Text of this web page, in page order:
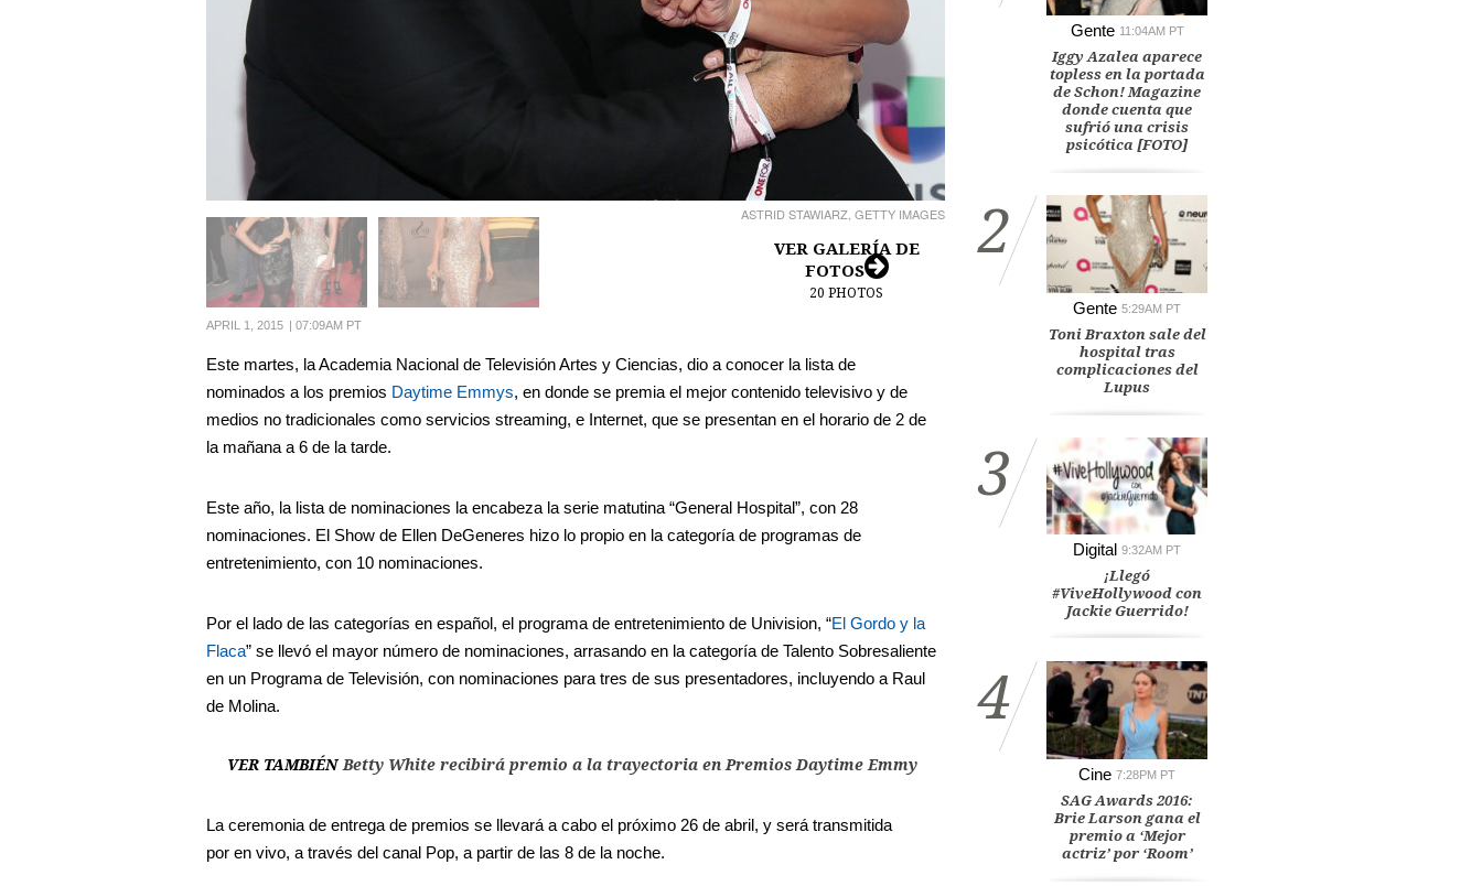
ASTRID STAWIARZ, GETTY IMAGES
VER GALERÍA DE
FOTOS
20 PHOTOS
APRIL 1, 2015 | 07:09AM PT
Este martes, la Academia Nacional de Televisión Artes y Ciencias, dio a conocer la lista de
nominados a los premios Daytime Emmys, en donde se premia el mejor contenido televisivo y de
medios no tradicionales como servicios streaming, e Internet, que se presentan en el horario de 2 de
la mañana a 6 de la tarde.
Este año, la lista de nominaciones la encabeza la serie matutina “General Hospital”, con 28
nominaciones. El Show de Ellen DeGeneres hizo lo propio en la categoría de programas de
entretenimiento, con 10 nominaciones.
Por el lado de las categorías en español, el programa de entretenimiento de Univision, “El Gordo y la
Flaca” se llevó el mayor número de nominaciones, arrasando en la categoría de Talento Sobresaliente
en un Programa de Televisión, con nominaciones para tres de sus presentadores, incluyendo a Raul
de Molina.
VER TAMBIÉN Betty White recibirá premio a la trayectoria en Premios Daytime Emmy
La ceremonia de entrega de premios se llevará a cabo el próximo 26 de abril, y será transmitida
por en vivo, a través del canal Pop, a partir de las 8 de la noche.
Gente 11:04AM PT
Iggy Azalea aparece
topless en la portada
de Schon! Magazine
donde cuenta que
sufrió una crisis
psicótica [FOTO]
2
Gente 5:29AM PT
Toni Braxton sale del
hospital tras
complicaciones del
Lupus
3
Digital 9:32AM PT
¡Llegó
#ViveHollywood con
Jackie Guerrido!
4
Cine 7:28PM PT
SAG Awards 2016:
Brie Larson gana el
premio a ‘Mejor
actriz’ por ‘Room’